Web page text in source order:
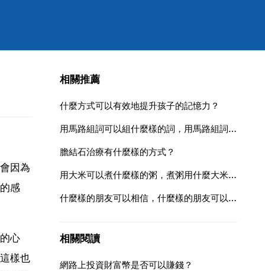
因為
感
心
樣也
相關推薦
什麼方式可以有效地提升孩子的記憶力？
用馬路組詞可以組什麼樣的詞，用馬路組詞可以組什麼樣的四字詞
膽結石治療有什麼樣的方式？
用大米可以煮什麼樣的粥，煮粥用什麼大米比較好
什麼樣的朋友可以相信，什麼樣的朋友可以相信？
相關閱讀
網路上投資財富幣是否可以賺錢？